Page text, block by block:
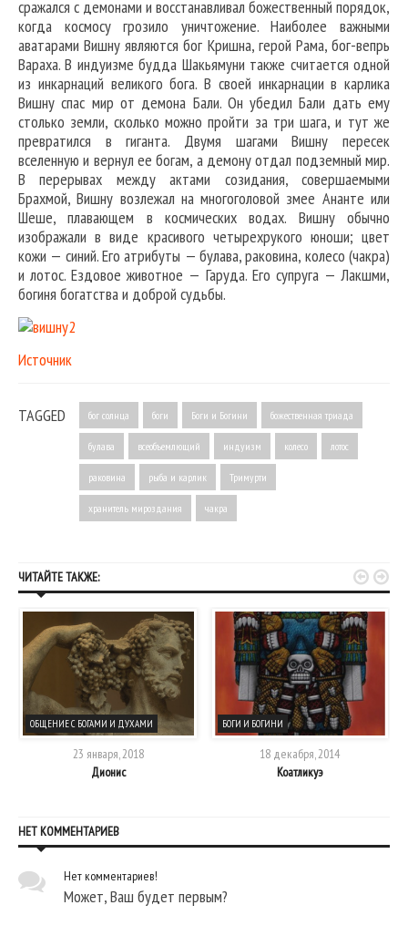
сражался с демонами и восстанавливал божественный порядок,
когда космосу грозило уничтожение. Наиболее важными
аватарами Вишну являются бог Кришна, герой Рама, бог-вепрь
Вараха. В индуизме будда Шакьямуни также считается одной
из инкарнаций великого бога. В своей инкарнации в карлика
Вишну спас мир от демона Бали. Он убедил Бали дать ему
столько земли, сколько можно пройти за три шага, и тут же
превратился в гиганта. Двумя шагами Вишну пересек
вселенную и вернул ее богам, а демону отдал подземный мир.
В перерывах между актами созидания, совершаемыми
Брахмой, Вишну возлежал на многоголовой змее Ананте или
Шеше, плавающем в космических водах. Вишну обычно
изображали в виде красивого четырехрукого юноши; цвет
кожи — синий. Его атрибуты — булава, раковина, колесо (чакра)
и лотос. Ездовое животное — Гаруда. Его супруга — Лакшми,
богиня богатства и доброй судьбы.
Источник
TAGGED бог солнца боги Боги и Богини божественная триада
булава всеобъемлющий индуизм колесо лотос
раковина рыба и карлик Тримурти
хранитель мироздания чакра
ЧИТАЙТЕ ТАКЖЕ:
ОБЩЕНИЕ С БОГАМИ И ДУХАМИ
23 января, 2018
Дионис
БОГИ И БОГИНИ
18 декабря, 2014
Коатликуэ
 
НЕТ КОММЕНТАРИЕВ
Нет комментариев!
Может, Ваш будет первым?